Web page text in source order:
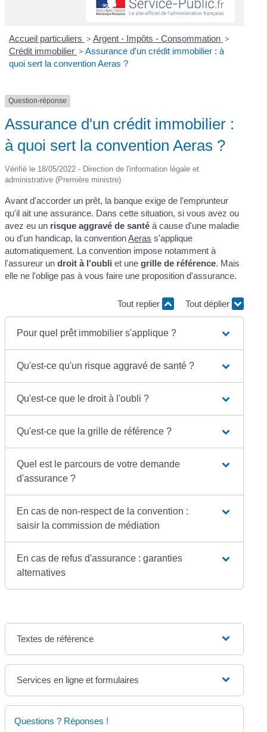
Accueil particuliers > Argent - Impôts - Consommation >
Crédit immobilier > Assurance d'un crédit immobilier : à
quoi sert la convention Aeras ?
Question-réponse
Assurance d'un crédit immobilier :
à quoi sert la convention Aeras ?
Vérifié le 18/05/2022 - Direction de l'information légale et
administrative (Première ministre)
Avant d'accorder un prêt, la banque exige de l'emprunteur
qu'il ait une assurance. Dans cette situation, si vous avez ou
avez eu un risque aggravé de santé à cause d'une maladie
ou d'un handicap, la conventionAeras s'applique
automatiquement. La convention impose notamment à
l'assureur undroit à l'oubli et unegrille de référence. Mais
elle ne l'oblige pas à vous faire une proposition d'assurance.
Tout replier Tout déplier
Pour quel prêt immobilier s'applique ?
Qu'est-ce qu'un risque aggravé de santé ?
Qu'est-ce que le droit à l'oubli ?
Qu'est-ce que la grille de référence ?
Quel est le parcours de votre demande
d'assurance ?
En cas de non-respect de la convention :
saisir la commission de médiation
En cas de refus d'assurance : garanties
alternatives
Textes de référence
Services en ligne et formulaires
Questions ? Réponses !